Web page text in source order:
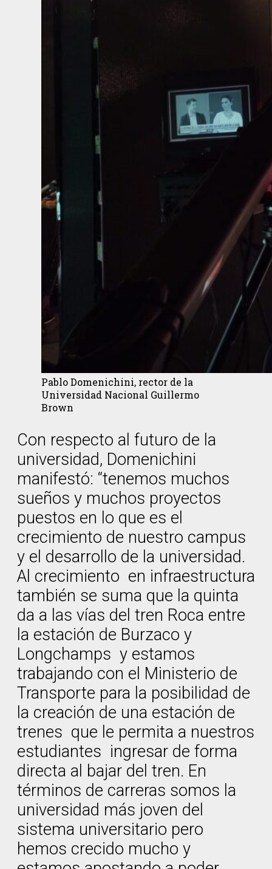
Pablo Domenichini, rector de la
Universidad Nacional Guillermo
Brown
Con respecto al futuro de la
universidad, Domenichini
manifestó: “tenemos muchos
sueños y muchos proyectos
puestos en lo que es el
crecimiento de nuestro campus
y el desarrollo de la universidad.
Al crecimiento en infraestructura
también se suma que la quinta
da a las vías del tren Roca entre
la estación de Burzaco y
Longchamps y estamos
trabajando con el Ministerio de
Transporte para la posibilidad de
la creación de una estación de
trenes que le permita a nuestros
estudiantes ingresar de forma
directa al bajar del tren. En
términos de carreras somos la
universidad más joven del
sistema universitario pero
hemos crecido mucho y